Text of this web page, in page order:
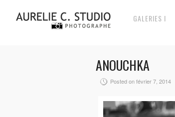
GALERIES I
ANOUCHKA
Posted on février 7, 2014